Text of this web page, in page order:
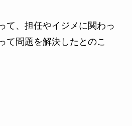
て、担任やイジメに関わっ
て問題を解決したとのこ